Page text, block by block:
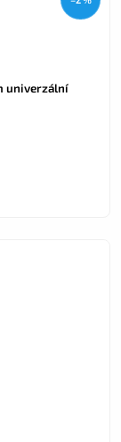
univerzální